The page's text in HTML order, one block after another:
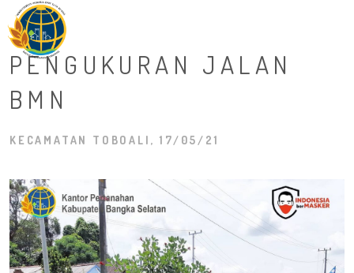
PENGUKURAN JALAN
BMN
KECAMATAN TOBOALI, 17/05/21